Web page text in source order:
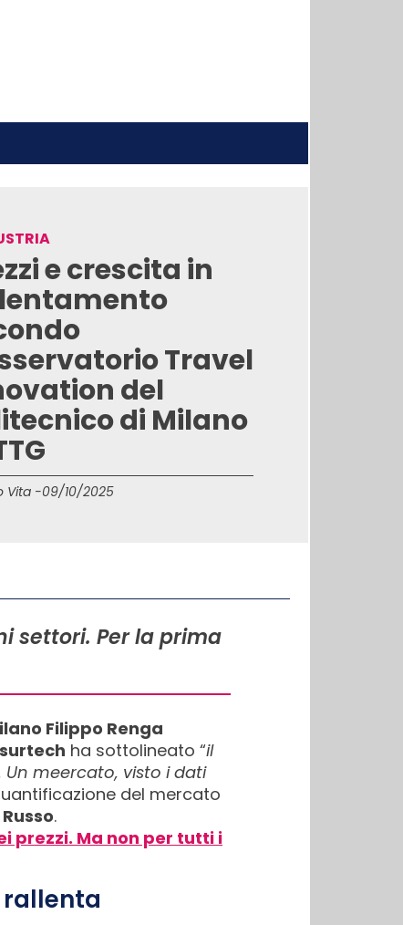
e crescita in
Travel
del
di Milano
Vita -09/10/2025
settori. Per la prima
Filippo Renga
ha sottolineato “il
meercato, visto i dati
del mercato
.
prezzi. Ma non per tutti i
rallenta